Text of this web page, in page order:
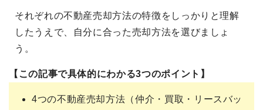
それぞれの不動産売却方法の特徴をしっかりと理解
したうえで、自分に合った売却方法を選びましょ
う。
【この記事で具体的にわかる3つのポイント】
4つの不動産売却方法（仲介・買取・リースバッ